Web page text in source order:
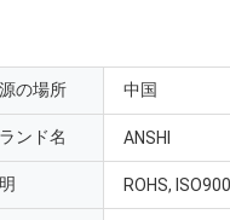
の場所 中国
ンド名 ANSHI
ROHS,